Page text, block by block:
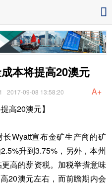
本将提高20澳元
2017-09-08 13:58:20
A+
高20澳元】
Wyatt宣布金矿生产商的矿
升到3.75%，另外，本州
高的薪资税。加税举措意味
20澳元左右，而前瞻期内会